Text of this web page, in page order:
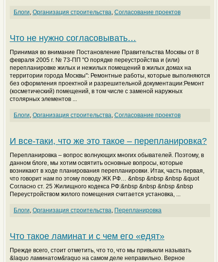
Блоги, Организация строительства, Согласование проектов
Что не нужно согласовывать…
Принимая во внимание Постановление Правительства Москвы от 8
февраля 2005 г. № 73-ПП "О порядке переустройства и (или)
перепланировке жилых и нежилых помещений в жилых домах на
территории города Москвы": Ремонтные работы, которые выполняются
без оформления проектной и разрешительной документации:Ремонт
(косметический) помещений, в том числе с заменой наружных
столярных элементов ...
Блоги, Организация строительства, Согласование проектов
И все-таки, что же это такое – перепланировка?
Перепланировка – вопрос волнующих многих обывателей. Поэтому, в
данном блоге, мы хотим освятить основные вопросы, которые
возникают в ходе планирования перепланировки. Итак, часть первая,
что говорит нам по этому поводу ЖК РФ… &nbsp &nbsp &nbsp &quot
Согласно ст. 25 Жилищного кодекса РФ:&nbsp &nbsp &nbsp &nbsp
Переустройством жилого помещения считается установка, ...
Блоги, Организация строительства, Перепланировка
Что такое ламинат и с чем его «едят»
Прежде всего, стоит отметить, что то, что мы привыкли называть
&laquo ламинатом&raquo на самом деле неправильно. Верное